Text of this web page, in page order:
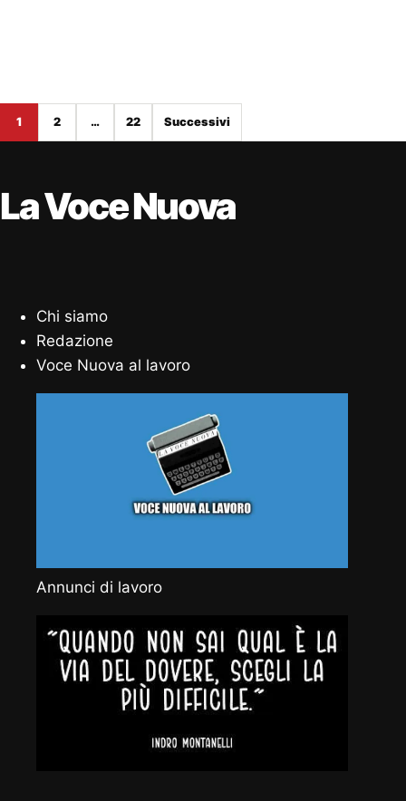
1 2 … 22 Successivi
La Voce Nuova
Chi siamo
Redazione
Voce Nuova al lavoro
Annunci di lavoro